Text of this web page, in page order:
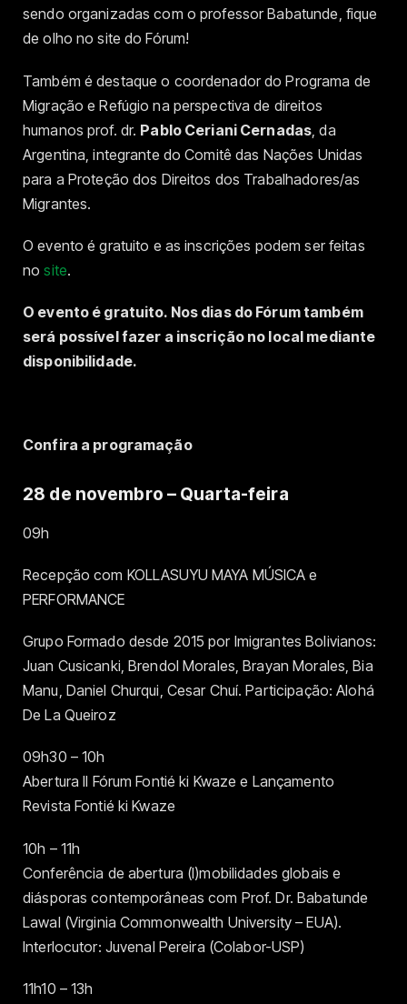
sendo organizadas com o professor Babatunde, fique
de olho no site do Fórum!
Também é destaque o coordenador do Programa de
Migração e Refúgio na perspectiva de direitos
humanos prof. dr. Pablo Ceriani Cernadas , da
Argentina, integrante do Comitê das Nações Unidas
para a Proteção dos Direitos dos Trabalhadores/as
Migrantes.
O evento é gratuito e as inscrições podem ser feitas
nosite.
O evento é gratuito. Nos dias do Fórum também
será possível fazer a inscrição no local mediante
disponibilidade.
Confira a programação
28 de novembro – Quarta-feira
09h
Recepção com KOLLASUYU MAYA MÚSICA e
PERFORMANCE
Grupo Formado desde 2015 por Imigrantes Bolivianos:
Juan Cusicanki, Brendol Morales, Brayan Morales, Bia
Manu, Daniel Churqui, Cesar Chuí. Participação: Alohá
De La Queiroz
09h30 – 10h
Abertura II Fórum Fontié ki Kwaze e Lançamento
Revista Fontié ki Kwaze
10h – 11h
Conferência de abertura (I)mobilidades globais e
diásporas contemporâneas com Prof. Dr. Babatunde
Lawal (Virginia Commonwealth University – EUA).
Interlocutor: Juvenal Pereira (Colabor-USP)
11h10 – 13h